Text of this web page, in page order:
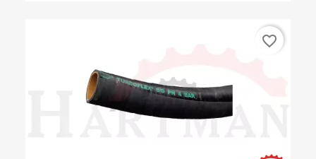
favorite_border